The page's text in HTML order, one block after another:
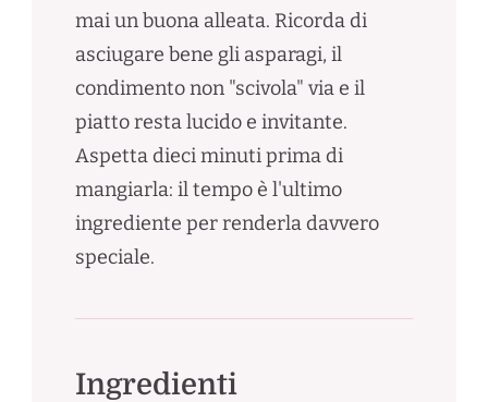
mai un buona alleata. Ricorda di
asciugare bene gli asparagi, il
condimento non "scivola" via e il
piatto resta lucido e invitante.
Aspetta dieci minuti prima di
mangiarla: il tempo è l'ultimo
ingrediente per renderla davvero
speciale.
Ingredienti